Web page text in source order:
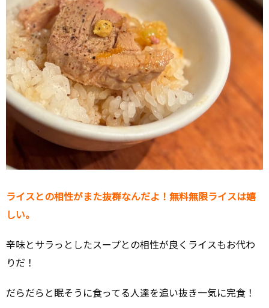
ライスとの相性がまた抜群なんだよ！無料無限ライスは嬉
しい。
辛味とサラっとしたスープとの相性が良くライスもお代わ
りだ！
だらだらと眠そうに食ってる人達を追い抜き一気に完食！